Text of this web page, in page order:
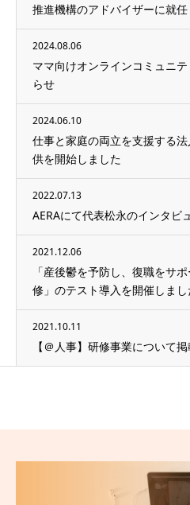
推進機構のアドバイザーに就
2024.08.06
ママ向けオンラインコミュニ
らせ
2024.06.10
仕事と家庭の両立を支援する
供を開始しました
2022.07.13
AERAにて代表松永のインタビ
2021.12.06
「産後鬱を予防し、復職をサ
修」のテスト導入を開催しまし
2021.10.11
【＠人事】研修事業について